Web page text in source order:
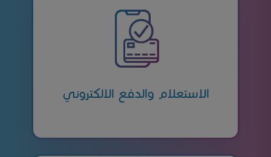
الاستعلام والدفع الالكتروني